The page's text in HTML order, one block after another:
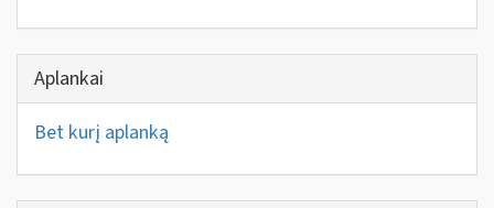
Aplankai
Bet kurį aplanką